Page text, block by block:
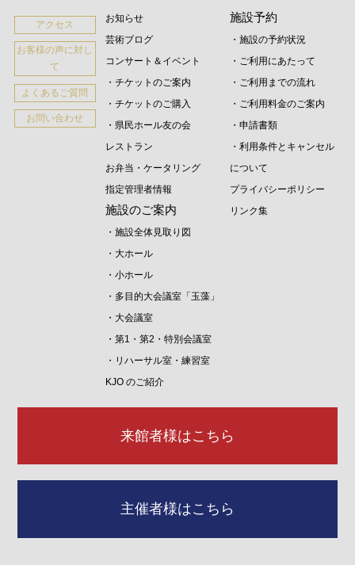
アクセス
お客様の声に対し
て
よくあるご質問
お問い合わせ
お知らせ
芸術ブログ
コンサート＆イベント
・チケットのご案内
・チケットのご購入
・県民ホール友の会
レストラン
お弁当・ケータリング
指定管理者情報
施設のご案内
・施設全体見取り図
・大ホール
・小ホール
・多目的大会議室「玉藻」
・大会議室
・第1・第2・特別会議室
・リハーサル室・練習室
KJO のご紹介
施設予約
・施設の予約状況
・ご利用にあたって
・ご利用までの流れ
・ご利用料金のご案内
・申請書類
・利用条件とキャンセル
について
プライバシーポリシー
リンク集
来館者様はこちら
主催者様はこちら